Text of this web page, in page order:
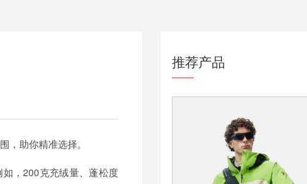
，助你精准选择。
，200克充绒量、蓬松度
推荐产品